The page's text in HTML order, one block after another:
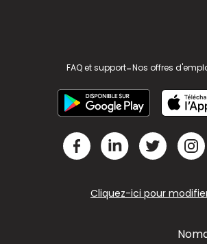
FAQ et support-Nos offres
Cliquez-ici pour